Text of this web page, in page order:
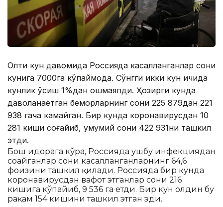
Олти кун давомида Россияда касалланганлар сони
кунига 7000га кўпаймоқда. Сўнгги икки кун ичида
кунлик ўсиш 1%дан ошмаяпди. Ҳозирги кунда
даволанаётган беморларнинг сони 225 879дан 221
938 гача камайган. Бир кунда коронавирусдан 10
281 киши соғайиб, умумий сони 422 931ни ташкил
этди.
Бош идорага кўра, Россияда ушбу инфекциядан
соғайганлар сони касалланганларнинг 64,6
фоизини ташкил қилади. Россияда бир кунда
коронавирусдан вафот этганлар сони 216
кишига кўпайиб, 9 536 га етди. Бир кун олдин бу
рақам 154 кишини ташкил этган эди.